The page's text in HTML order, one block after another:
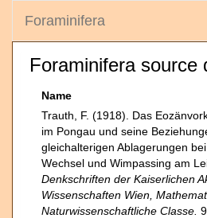
Foraminifera
Foraminifera source
Name
Trauth, F. (1918). Das
im Pongau und seine
gleichalterigen Ablagerungen
Wechsel und Wimpassing am
Denkschriften der Kaiserlichen
Wissenschaften Wien,
Naturwissenschaftliche Classe.